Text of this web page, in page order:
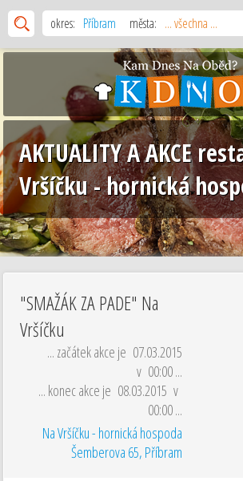
okres: Příbram města: ... všechna ...
AKTUALITY A AKCE
Vršíčku - hornická
"SMAŽÁK ZA PADE" Na
Vršíčku
... začátek akce je 07.03.2015
v 00:00 ...
... konec akce je 08.03.2015 v
00:00 ...
Na Vršíčku - hornická hospoda
Šemberova 65, Příbram